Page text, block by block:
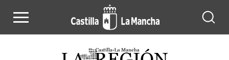
Noticias de la región de Castilla-La